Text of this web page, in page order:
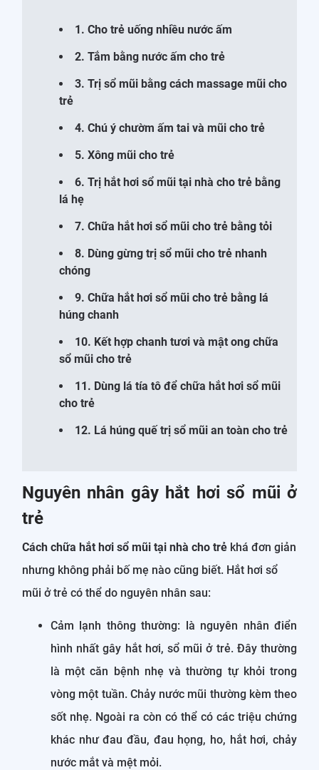
1. Cho trẻ uống nhiều nước ấm
2. Tắm bằng nước ấm cho trẻ
3. Trị sổ mũi bằng cách massage mũi cho
trẻ
4. Chú ý chườm ấm tai và mũi cho trẻ
5. Xông mũi cho trẻ
6. Trị hắt hơi sổ mũi tại nhà cho trẻ bằng
lá hẹ
7. Chữa hắt hơi sổ mũi cho trẻ bằng tỏi
8. Dùng gừng trị sổ mũi cho trẻ nhanh
chóng
9. Chữa hắt hơi sổ mũi cho trẻ bằng lá
húng chanh
10. Kết hợp chanh tươi và mật ong chữa
sổ mũi cho trẻ
11. Dùng lá tía tô để chữa hắt hơi sổ mũi
cho trẻ
12. Lá húng quế trị sổ mũi an toàn cho trẻ
Nguyên nhân gây hắt hơi sổ mũi ở
trẻ
Cách chữa hắt hơi sổ mũi tại nhà cho trẻ khá đơn giản
nhưng không phải bố mẹ nào cũng biết. Hắt hơi sổ
mũi ở trẻ có thể do nguyên nhân sau:
Cảm lạnh thông thường: là nguyên nhân điển
hình nhất gây hắt hơi, sổ mũi ở trẻ. Đây thường
là một căn bệnh nhẹ và thường tự khỏi trong
vòng một tuần. Chảy nước mũi thường kèm theo
sốt nhẹ. Ngoài ra còn có thể có các triệu chứng
khác như đau đầu, đau họng, ho, hắt hơi, chảy
nước mắt và mệt mỏi.